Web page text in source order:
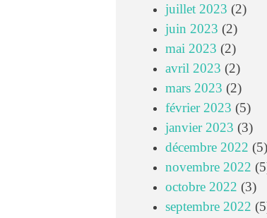
juillet 2023 (2)
juin 2023 (2)
mai 2023 (2)
avril 2023 (2)
mars 2023 (2)
février 2023 (5)
janvier 2023 (3)
décembre 2022 (5)
novembre 2022
octobre 2022 (3)
septembre 2022